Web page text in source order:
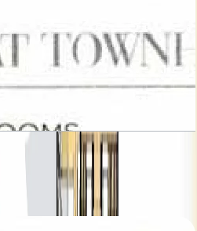
Type 7, 2421 SQFT